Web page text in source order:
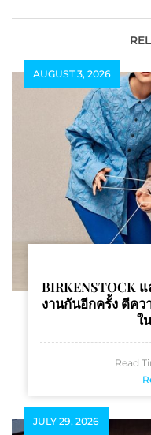
เชียงใหม่ทุกคน
AUGUST 3, 2026
BIRKENSTOCK
งานกันอีกครั้ง ตีคว
ใ
Read
JULY 29, 2026